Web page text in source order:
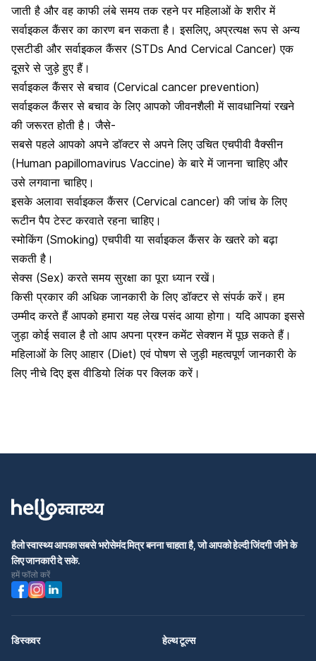
जाती है और वह काफी लंबे समय तक रहने परमहिलाओं के शरीरमें
सर्वाइकल कैंसर का कारण बन सकता है। इसलिए, अप्रत्यक्ष रूप से अन्य
एसटीडी और सर्वाइकल कैंसर (STDs And Cervical Cancer) एक
दूसरे से जुड़े हुए हैं।
सर्वाइकल कैंसर से बचाव (Cervical cancer prevention)
सर्वाइकल कैंसर से बचाव के लिए आपको जीवनशैली में सावधानियां रखने
की जरूरत होती है। जैसे-
सबसे पहले आपको अपने डॉक्टर से अपने लिए उचित एचपीवी वैक्सीन
(Human papillomavirus Vaccine) के बारे में जानना चाहिए और
उसे लगवाना चाहिए।
इसके अलावा सर्वाइकल कैंसर (Cervical cancer) की जांच के लिए
रूटीन पैप टेस्ट करवाते रहना चाहिए।
स्मोकिंग(Smoking) एचपीवी या सर्वाइकल कैंसर के खतरे को बढ़ा
सकती है।
सेक्स (Sex) करते समय सुरक्षा का पूरा ध्यान रखें।
किसी प्रकार की अधिक जानकारी के लिए डॉक्टर से संपर्क करें। हम
उम्मीद करते हैं आपको हमारा यह लेख पसंद आया होगा। यदि आपका इससे
जुड़ा कोई सवाल है तो आप अपना प्रश्न कमेंट सेक्शन में पूछ सकते हैं।
महिलाओं के लिए आहार (Diet) एवं पोषण से जुड़ी महत्वपूर्ण जानकारी के
लिए नीचे दिए इस वीडियो लिंक पर क्लिक करें।
हैलो स्वास्थ्य आपका सबसे भरोसेमंद मित्र बनना चाहता है, जो आपको हेल्दी जिंदगी जीने के
लिए जानकारी दे सके.
हमें फॉलो करें
डिस्कवर हेल्थ टूल्स